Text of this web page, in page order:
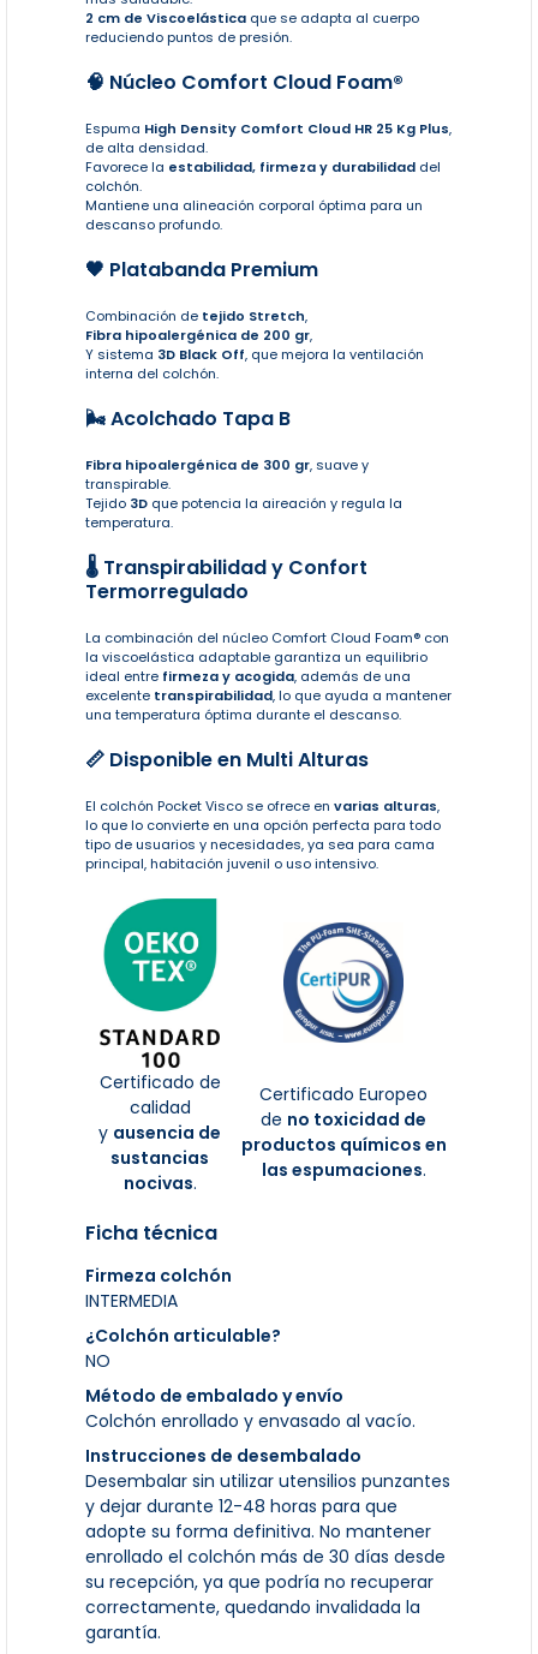
2 cm de Viscoelásticaque se adapta al cuerpo
reduciendo puntos de presión.
🧠 Núcleo Comfort Cloud Foam®
Espuma High Density Comfort Cloud HR 25 Kg Plus,
de alta densidad.
Favorece la estabilidad, firmeza y durabilidaddel
colchón.
Mantiene una alineación corporal óptima para un
descanso profundo.
🖤 Platabanda Premium
Combinación de tejido Stretch,
Fibra hipoalergénica de 200 gr,
Y sistema 3D Black Off, que mejora la ventilación
interna del colchón.
🌬️ Acolchado Tapa B
Fibra hipoalergénica de 300 gr, suave y
transpirable.
Tejido 3Dque potencia la aireación y regula la
temperatura.
🌡️ Transpirabilidad y Confort
Termorregulado
La combinación del núcleo Comfort Cloud Foam® con
la viscoelástica adaptable garantiza un equilibrio
ideal entre firmeza y acogida, además de una
excelente transpirabilidad, lo que ayuda a mantener
una temperatura óptima durante el descanso.
📏 Disponible en Multi Alturas
El colchón Pocket Visco se ofrece en varias alturas,
lo que lo convierte en una opción perfecta para todo
tipo de usuarios y necesidades, ya sea para cama
principal, habitación juvenil o uso intensivo.
Certificado de
calidad
y ausencia de
sustancias
nocivas.
Certificado Europeo
de no toxicidad de
productos químicos en
las espumaciones.
Ficha técnica
Firmeza colchón
INTERMEDIA
¿Colchón articulable?
NO
Método de embalado y envío
Colchón enrollado y envasado al vacío.
Instrucciones de desembalado
Desembalar sin utilizar utensilios punzantes
y dejar durante 12-48 horas para que
adopte su forma definitiva. No mantener
enrollado el colchón más de 30 días desde
su recepción, ya que podría no recuperar
correctamente, quedando invalidada la
garantía.